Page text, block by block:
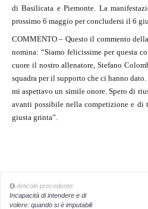
di Basilicata e Piemonte. La
prossimo 6 maggio per concludersi il 6
COMMENTO – Questo il commento
nomina: “Siamo felicissime per questa
cuore il nostro allenatore, Stefano
squadra per il supporto che ci hanno
mi aspettavo un simile onore. Spero di
avanti possibile nella competizione e di
giusta grinta”.
Articolo precedente:
Incapacità di intendere e di
volere: quando si è imputabili